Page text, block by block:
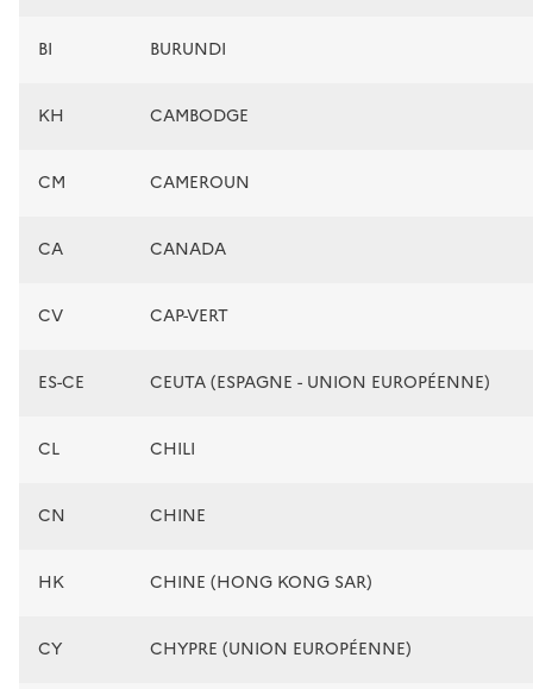
BI BURUNDI
KH CAMBODGE
CM CAMEROUN
CA CANADA
CV CAP-VERT
ES-CE CEUTA (ESPAGNE - UNION EUROPÉENNE)
CL CHILI
CN CHINE
HK CHINE (HONG KONG SAR)
CY CHYPRE (UNION EUROPÉENNE)